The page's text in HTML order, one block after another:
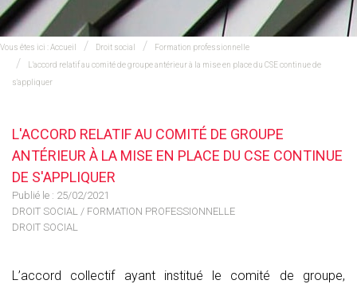
Vous êtes ici :Accueil Droit social
Formation professionnelle
L'accord relatif au comité de groupe antérieur à la mise en place du CSE continue de
s'appliquer
L'ACCORD RELATIF AU COMITÉ DE GROUPE
ANTÉRIEUR À LA MISE EN PLACE DU CSE CONTINUE
DE S'APPLIQUER
Publié le : 25/02/2021
DROIT SOCIAL / FORMATION PROFESSIONNELLE
DROIT SOCIAL
L’accord collectif ayant institué le comité de groupe,